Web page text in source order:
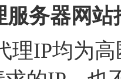
服务器网
理IP均为